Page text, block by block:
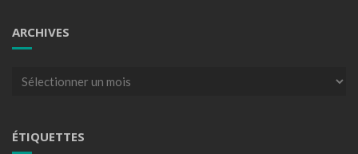
ARCHIVES
Archives
ÉTIQUETTES